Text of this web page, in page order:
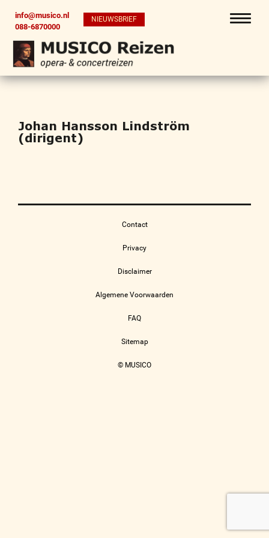
info@musico.nl
088-6870000
NIEUWSBRIEF
Johan Hansson Lindström
(dirigent)
Contact
Privacy
Disclaimer
Algemene Voorwaarden
FAQ
Sitemap
© MUSICO